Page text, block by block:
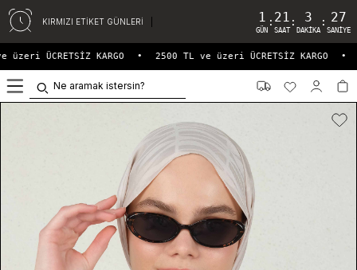
KIRMIZI ETİKET GÜNLERİ 1
GÜN
: 21
SAAT
: 3
DAKIKA
: 26
SANIYE
ÜCRETSİZ KARGO • 2500 TL ve üzeri ÜCRETSİZ KARGO •